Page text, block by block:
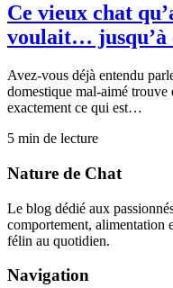
Ce vieux chat
voulait… jusqu’à
Avez-vous déjà entendu
domestique mal-aimé trouve
exactement ce qui est…
5 min de lecture
Nature de Chat
Le blog dédié aux
comportement, alimentation
félin au quotidien.
Navigation